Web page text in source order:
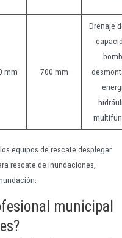
mm 700 mm
Drenaje
equipos de rescate desplegar
rescate de inundaciones,
municipal